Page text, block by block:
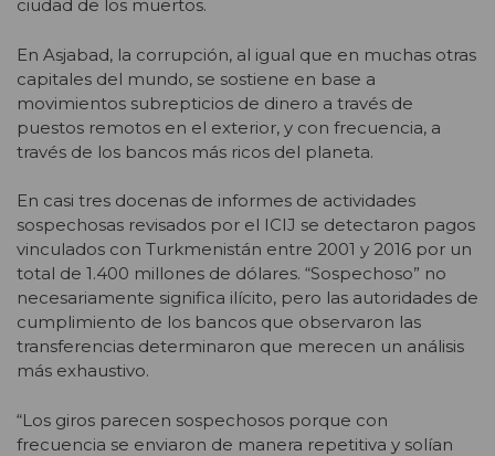
ciudad de los muertos.
En Asjabad, la corrupción, al igual que en muchas otras
capitales del mundo, se sostiene en base a
movimientos subrepticios de dinero a través de
puestos remotos en el exterior, y con frecuencia, a
través de los bancos más ricos del planeta.
En casi tres docenas de informes de actividades
sospechosas revisados por el ICIJ se detectaron pagos
vinculados con Turkmenistán entre 2001 y 2016 por un
total de 1.400 millones de dólares. “Sospechoso” no
necesariamente significa ilícito, pero las autoridades de
cumplimiento de los bancos que observaron las
transferencias determinaron que merecen un análisis
más exhaustivo.
“Los giros parecen sospechosos porque con
frecuencia se enviaron de manera repetitiva y solían